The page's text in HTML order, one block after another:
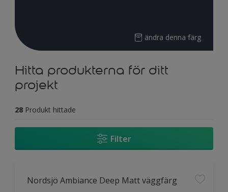
ändra denna färg
Hitta produkterna för ditt
projekt
28 Produkt hittade
Filter
Nordsjö Ambiance Deep Matt väggfärg